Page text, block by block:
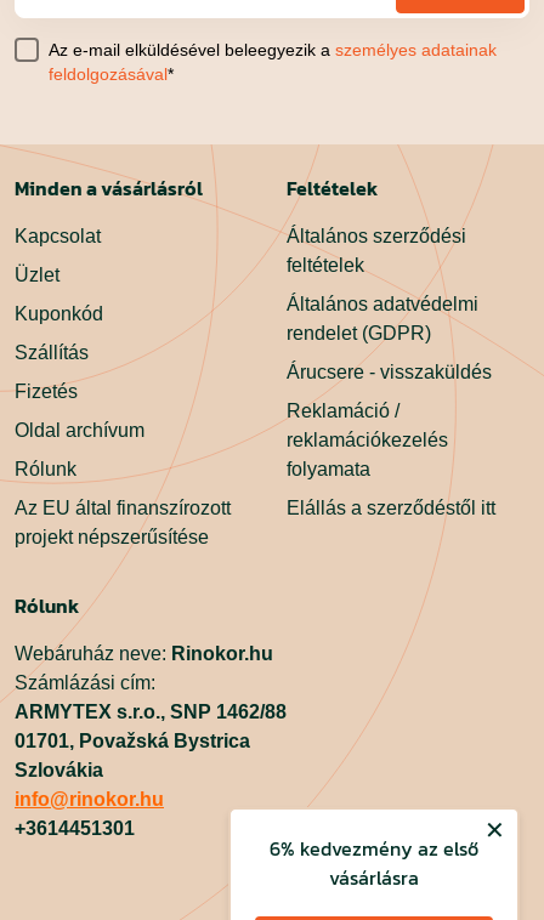
Az e-mail elküldésével beleegyezik a személyes adatainak
feldolgozásával*
Minden a vásárlásról
Kapcsolat
Üzlet
Kuponkód
Szállítás
Fizetés
Oldal archívum
Rólunk
Az EU által finanszírozott
projekt népszerűsítése
Feltételek
Általános szerződési
feltételek
Általános adatvédelmi
rendelet (GDPR)
Árucsere - visszaküldés
Reklamáció /
reklamációkezelés
folyamata
Elállás a szerződéstől itt
Rólunk
Webáruház neve: Rinokor.hu
Számlázási cím:
ARMYTEX s.r.o., SNP 1462/88
01701, Považská Bystrica
Szlovákia
info@rinokor.hu
+3614451301
✕
6% kedvezmény az első
vásárlásra